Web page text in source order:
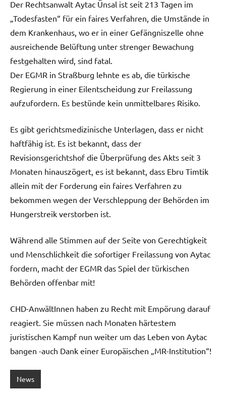
Der Rechtsanwalt Aytac Ünsal ist seit 213 Tagen im
„Todesfasten“ für ein faires Verfahren, die Umstände in
dem Krankenhaus, wo er in einer Gefängniszelle ohne
ausreichende Belüftung unter strenger Bewachung
festgehalten wird, sind fatal.
Der EGMR in Straßburg lehnte es ab, die türkische
Regierung in einer Eilentscheidung zur Freilassung
aufzufordern. Es bestünde kein unmittelbares Risiko.
Es gibt gerichtsmedizinische Unterlagen, dass er nicht
haftfähig ist. Es ist bekannt, dass der
Revisionsgerichtshof die Überprüfung des Akts seit 3
Monaten hinauszögert, es ist bekannt, dass Ebru Timtik
allein mit der Forderung ein faires Verfahren zu
bekommen wegen der Verschleppung der Behörden im
Hungerstreik verstorben ist.
Während alle Stimmen auf der Seite von Gerechtigkeit
und Menschlichkeit die sofortiger Freilassung von Aytac
fordern, macht der EGMR das Spiel der türkischen
Behörden offenbar mit!
CHD-AnwältInnen haben zu Recht mit Empörung darauf
reagiert. Sie müssen nach Monaten härtestem
juristischen Kampf nun weiter um das Leben von Aytac
bangen -auch Dank einer Europäischen „MR-Institution“!
News